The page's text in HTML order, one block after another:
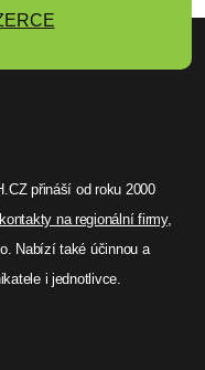
přináší od roku 2000
kontakty na regionální firmy,
Nabízí také účinnou a
i jednotlivce.